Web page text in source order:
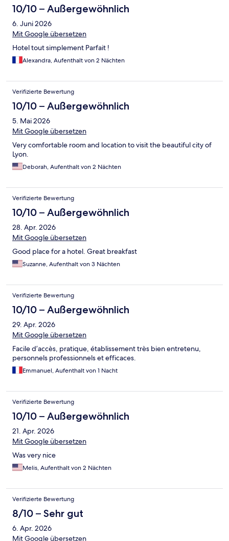
10/10 – Außergewöhnlich
6. Juni 2026
Mit Google übersetzen
Hotel tout simplement Parfait !
Alexandra, Aufenthalt von 2 Nächten
Verifizierte Bewertung
10/10 – Außergewöhnlich
5. Mai 2026
Mit Google übersetzen
Very comfortable room and location to visit the beautiful city of
Lyon.
Deborah, Aufenthalt von 2 Nächten
Verifizierte Bewertung
10/10 – Außergewöhnlich
28. Apr. 2026
Mit Google übersetzen
Good place for a hotel. Great breakfast
Suzanne, Aufenthalt von 3 Nächten
Verifizierte Bewertung
10/10 – Außergewöhnlich
29. Apr. 2026
Mit Google übersetzen
Facile d’accès, pratique, établissement très bien entretenu,
personnels professionnels et efficaces.
Emmanuel, Aufenthalt von 1 Nacht
Verifizierte Bewertung
10/10 – Außergewöhnlich
21. Apr. 2026
Mit Google übersetzen
Was very nice
Melis, Aufenthalt von 2 Nächten
Verifizierte Bewertung
8/10 – Sehr gut
6. Apr. 2026
Mit Google übersetzen